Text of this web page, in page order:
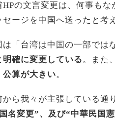
の文言変更は、何事も
ージを中国へ送ったと考
「台湾は中国の一部では
確に変更している。また
公算が大きい。
から我々が主張している通
名変更”、及び“中華民国